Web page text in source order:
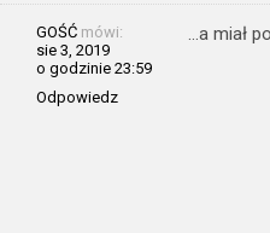
GOŚĆ mówi:
sie 3, 2019
o godzinie 23:59
Odpowiedz
…a miał